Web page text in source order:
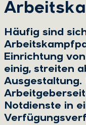
Häufig sind
Einrichtung
einig, streiten
Ausgestaltung.
Notdienste in